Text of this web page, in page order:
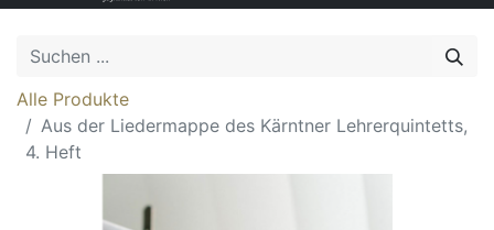
Alle Produkte
Aus der Liedermappe des Kärntner Lehrerquintetts,
4. Heft